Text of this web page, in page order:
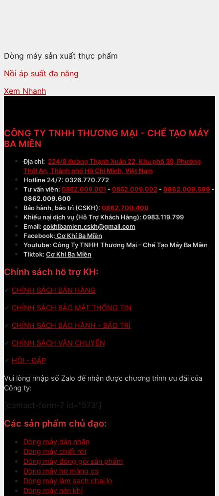
Dòng máy sản xuất thực phẩm
Nồi áp suất đa năng
Xem Nhanh
CÔNG TY TNHH THƯƠNG MẠI - CHẾ TẠO MÁY
BA MIỀN
Địa chỉ: 224/8 đường Thạnh Xuân 22, Khu phố 39, Phường
Thới An, Thành phố Hồ Chí Minh, Việt Nam
Hotline 24/7: 0326.770.772
Tư vấn viên: 0862.009.001 - 0862.009.002-0862.009.599 -
0862.009.600
Bảo hành, bảo trì (CSKH): 0862.700.400
Khiếu nại dịch vụ (Hỗ Trợ Khách Hàng): 0983.119.799
Email: cokhibamien.cskh@gmail.com
Facebook: Cơ Khí Ba Miền
Youtube: Công Ty TNHH Thương Mại – Chế Tạo Máy Ba Miền
Tiktok: Cơ Khí Ba Miền
Chính sách hỗ trợ KH:
✔ CHÍNH SÁCH BÁN HÀNG
✔ CHÍNH SÁCH BẢO MẬT THÔNG TIN
✔ CHÍNH SÁCH BẢO HÀNH - BẢO TRÌ
✔ CHÍNH SÁCH VẬN CHUYỂN
✔ HỎI - ĐÁP
Vui lòng nhập số Zalo để nhận được chương trình ưu đãi của
Công ty:
[contact-form-7 id="573"]
Các sản phẩm chủ đạo:
Dòng máy dán nhãn
Dòng máy chiết rót
Dòng máy đóng gói sản phẩm
Dòng máy hơ màng co
Dòng máy làm sạch chai lọ
Dòng máy nén khí